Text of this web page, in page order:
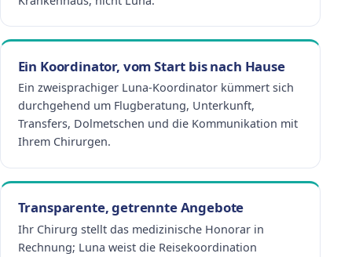
Ein Koordinator, vom Start bis nach Hause
Ein zweisprachiger Luna-Koordinator kümmert sich
durchgehend um Flugberatung, Unterkunft,
Transfers, Dolmetschen und die Kommunikation mit
Ihrem Chirurgen.
Transparente, getrennte Angebote
Ihr Chirurg stellt das medizinische Honorar in
Rechnung; Luna weist die Reisekoordination